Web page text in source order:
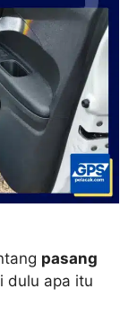
pasang
dulu apa itu